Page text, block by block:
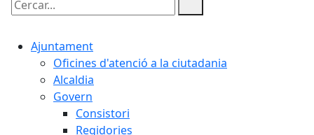
Cercar:
Ajuntament
Oficines d'atenció a la ciutadania
Alcaldia
Govern
Consistori
Regidories